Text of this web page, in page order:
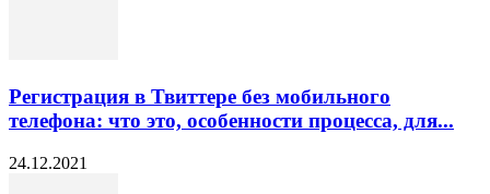
Регистрация в Твиттере без мобильного
телефона: что это, особенности процесса, для...
24.12.2021